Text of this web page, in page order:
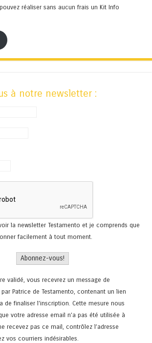
réaliser sans aucun frais un Kit Info
à notre newsletter :
la newsletter Testamento et je comprends que
facilement à tout moment.
validé, vous recevrez un message de
Patrice de Testamento, contenant un lien
de finaliser l'inscription. Cette mesure nous
votre adresse email n’a pas été utilisée à
recevez pas ce mail, contrôlez l’adresse
vos courriers indésirables.